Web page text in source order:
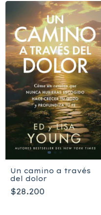
Un camino a través
del dolor
$28.200